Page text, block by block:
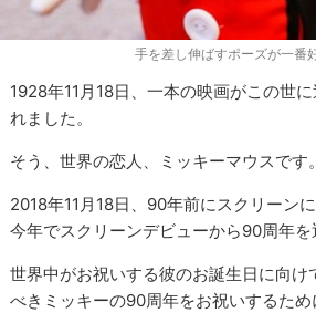
手を差し伸ばすポーズが一番
1928年11月18日、一本の映画がこの世
れました。
そう、世界の恋人、ミッキーマウスです。
2018年11月18日、90年前にスクリーン
今年でスクリーンデビューから90周年を
世界中がお祝いする彼のお誕生日に向け
べきミッキーの90周年をお祝いするた